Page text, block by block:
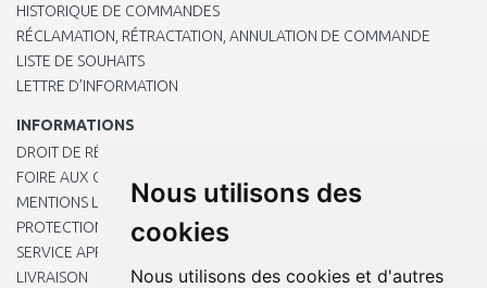
Nous utilisons des
cookies
Nous utilisons des cookies et d'autres
HISTORIQUE DE COMMANDES
RÉCLAMATION, RÉTRACTATION, ANNULATION DE COMMANDE
LISTE DE SOUHAITS
LETTRE D’INFORMATION
INFORMATIONS
DROIT DE RÉTRACTATION
FOIRE AUX QUESTIONS
MENTIONS LÉGALES
PROTECTION DES DONNÉES PERSONNELLES
SERVICE APRÈS-VENTE
LIVRAISON